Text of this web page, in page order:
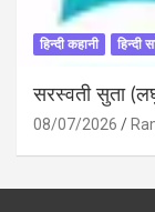
हिन्दी कहानी हिन्दी
सरस्वती सुता
08/07/2026